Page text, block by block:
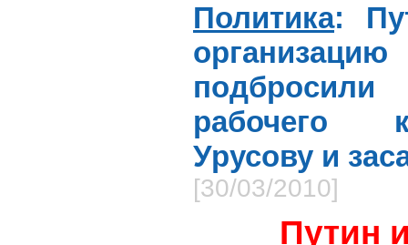
Политика:
подбросили
рабочего
Урусову и
[30/03/2010]
Путин